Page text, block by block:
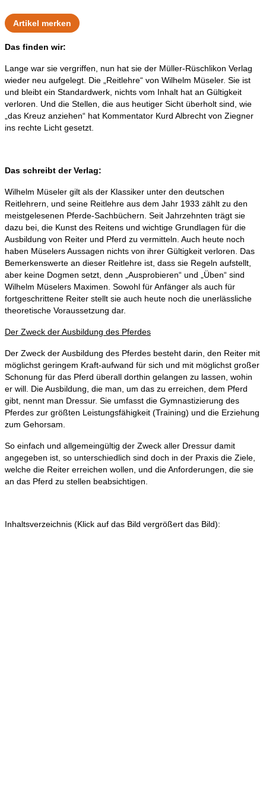
Artikel merken
Das finden wir:
Lange war sie vergriffen, nun hat sie der Müller-Rüschlikon Verlag
wieder neu aufgelegt. Die „Reitlehre“ von Wilhelm Müseler. Sie ist
und bleibt ein Standardwerk, nichts vom Inhalt hat an Gültigkeit
verloren. Und die Stellen, die aus heutiger Sicht überholt sind, wie
„das Kreuz anziehen“ hat Kommentator Kurd Albrecht von Ziegner
ins rechte Licht gesetzt.
Das schreibt der Verlag:
Wilhelm Müseler gilt als der Klassiker unter den deutschen
Reitlehrern, und seine Reitlehre aus dem Jahr 1933 zählt zu den
meistgelesenen Pferde-Sachbüchern. Seit Jahrzehnten trägt sie
dazu bei, die Kunst des Reitens und wichtige Grundlagen für die
Ausbildung von Reiter und Pferd zu vermitteln. Auch heute noch
haben Müselers Aussagen nichts von ihrer Gültigkeit verloren. Das
Bemerkenswerte an dieser Reitlehre ist, dass sie Regeln aufstellt,
aber keine Dogmen setzt, denn „Ausprobieren“ und „Üben“ sind
Wilhelm Müselers Maximen. Sowohl für Anfänger als auch für
fortgeschrittene Reiter stellt sie auch heute noch die unerlässliche
theoretische Voraussetzung dar.
Der Zweck der Ausbildung des Pferdes
Der Zweck der Ausbildung des Pferdes besteht darin, den Reiter mit
möglichst geringem Kraft-aufwand für sich und mit möglichst großer
Schonung für das Pferd überall dorthin gelangen zu lassen, wohin
er will. Die Ausbildung, die man, um das zu erreichen, dem Pferd
gibt, nennt man Dressur. Sie umfasst die Gymnastizierung des
Pferdes zur größten Leistungsfähigkeit (Training) und die Erziehung
zum Gehorsam.
So einfach und allgemeingültig der Zweck aller Dressur damit
angegeben ist, so unterschiedlich sind doch in der Praxis die Ziele,
welche die Reiter erreichen wollen, und die Anforderungen, die sie
an das Pferd zu stellen beabsichtigen.
Inhaltsverzeichnis (Klick auf das Bild vergrößert das Bild):